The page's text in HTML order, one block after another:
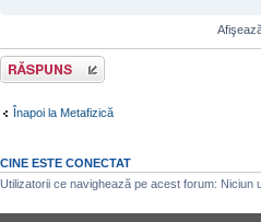
Răspunde
Înapoi la Metafizică
CINE ESTE CONECTAT
Utilizatorii ce navighează pe acest forum: Niciun